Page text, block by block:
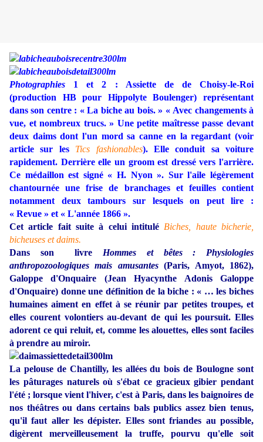
Photographies 1 et 2 : Assiette de de Choisy-le-Roi
(production HB pour Hippolyte Boulenger) représentant
dans son centre : « La biche au bois. » « Avec changements à
vue, et nombreux trucs. » Une petite maîtresse passe devant
deux daims dont l'un mord sa canne en la regardant (voir
article sur les
Tics fashionables). Elle conduit sa voiture
rapidement. Derrière elle un groom est dressé vers l'arrière.
Ce médaillon est signé « H. Nyon ». Sur l'aile légèrement
chantournée une frise de branchages et feuilles contient
notamment deux tambours sur lesquels on peut lire :
« Revue » et « L'année 1866 ».
Cet article fait suite à celui intitulé Biches, haute bicherie,
bicheuses et daims.
Dans son livre Hommes et bêtes : Physiologies
anthropozoologiques mais amusantes(Paris, Amyot, 1862),
Galoppe d'Onquaire (Jean Hyacynthe Adonis Galoppe
d'Onquaire) donne une définition de la biche : « … les biches
humaines aiment en effet à se réunir par petites troupes, et
elles courent volontiers au-devant de qui les poursuit. Elles
adorent ce qui reluit, et, comme les alouettes, elles sont faciles
à prendre au miroir.
La pelouse de Chantilly, les allées du bois de Boulogne sont
les pâturages naturels où s'ébat ce gracieux gibier pendant
l'été ; lorsque vient l'hiver, c'est à Paris, dans les baignoires de
nos théâtres ou dans certains bals publics assez bien tenus,
qu'il faut aller les dépister. Elles sont friandes au possible,
digèrent merveilleusement la truffe, pourvu qu'elle soit